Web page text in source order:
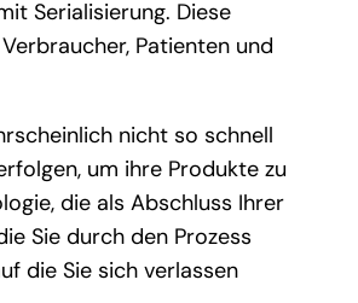
Serialisierung. Diese
Patienten und
nicht so schnell
um ihre Produkte zu
die als Abschluss Ihrer
Sie durch den Prozess
die Sie sich verlassen